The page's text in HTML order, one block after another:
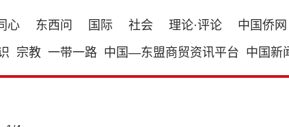
心 东西问 国际 社会 理论·评论 中国侨网
宗教 一带一路 中国—东盟商贸资讯平台 中国新